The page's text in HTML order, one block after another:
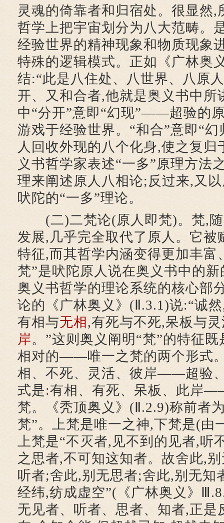
灵魂的倚靠者和归宿处。很显然,
哲学上把宇宙划分为八大范畴。
经验世界的精神现象和物质现象
特殊的逻辑模式。正如《广林奥
结:“此是八住处、八世界、八原
开、又和合者,他就是奥义书中所
中“分开”意即“幻现”——超验的
游戏于经验世界。“和合”意即“
人回收外现的八个化身,使之复归
义书哲学家表述“一多”原理方法
理来阐述原人八相论;反过来,又
吠陀的“一多”理论。
(二)二梵论(原人即梵)。梵,随
发展,几乎完全取代了原人。它被
特征,而其哲学内涵变得更加丰富
梵”是吠陀原人说在奥义书中的
奥义书哲学的理论系统的核心部
论的《广林奥义》(Ⅱ.3.1)说:“诚
有相与无相,有死与不死,呆板与
岸。”这则奥义阐明“梵”的特征
相对的——唯一之梵的两个形式
相、不死、灵活、彼岸——超验
式是:有相、有死、呆板、此岸
梵。《秃顶奥义》(Ⅱ.2.9)称前者
梵”。上梵是唯一之神,下梵是(由
上梵是“不灭者,见不到的见者,听
之思者,不可知这知者。故舍此,
听者;舍此,别无思者;舍此,别无知
经纬,纺成虚空”(《广林奥义》
无见者、听者、思者、知者,正是